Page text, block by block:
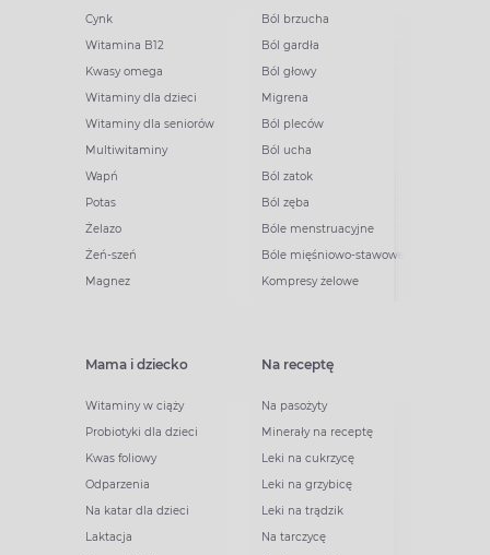
Cynk
Witamina B12
Kwasy omega
Witaminy dla dzieci
Witaminy dla seniorów
Multiwitaminy
Wapń
Potas
Żelazo
Żeń-szeń
Magnez
Ból brzucha
Ból gardła
Ból głowy
Migrena
Ból pleców
Ból ucha
Ból zatok
Ból zęba
Bóle menstruacyjne
Bóle mięśniowo-stawowe
Kompresy żelowe
Mama i dziecko
Witaminy w ciąży
Probiotyki dla dzieci
Kwas foliowy
Odparzenia
Na katar dla dzieci
Laktacja
Na receptę
Na pasożyty
Minerały na receptę
Leki na cukrzycę
Leki na grzybicę
Leki na trądzik
Na tarczycę